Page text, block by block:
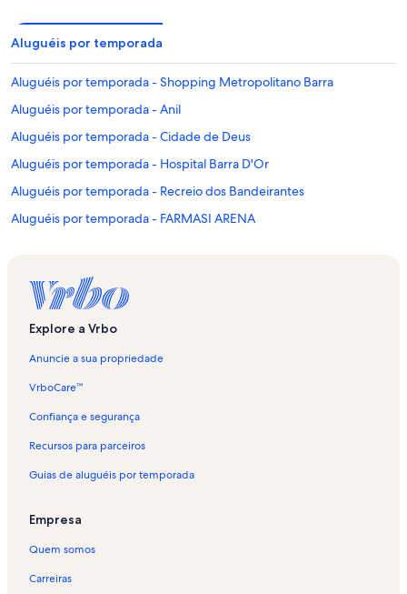
Aluguéis por temporada
Aluguéis por temporada - Shopping Metropolitano Barra
Aluguéis por temporada - Anil
Aluguéis por temporada - Cidade de Deus
Aluguéis por temporada - Hospital Barra D'Or
Aluguéis por temporada - Recreio dos Bandeirantes
Aluguéis por temporada - FARMASI ARENA
Aluguéis por temporada - Morro do Pinheiro
Aluguéis por temporada - Parque dos Atletas
Aluguéis por temporada - Pechincha
Aluguéis por temporada - Ipanema
Aluguéis por temporada - Barra Shopping
Aluguéis por temporada - Freguesia
Aluguéis por temporada - Leblon
Aluguéis por temporada - Copacabana
Aluguéis por temporada - Parque Bosque da Barra
Explore a Vrbo
Anuncie a sua propriedade
VrboCare™
Confiança e segurança
Recursos para parceiros
Guias de aluguéis por temporada
Empresa
Quem somos
Carreiras